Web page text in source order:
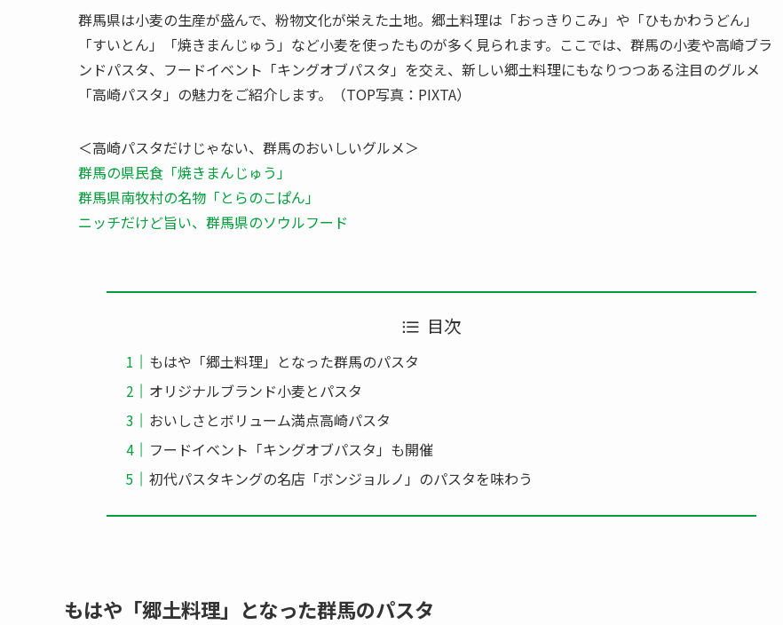
群馬県は小麦の生産が盛んで、粉物文化が栄えた土地。郷土料理は「おっきりこみ」や「ひもかわうどん」
「すいとん」「焼きまんじゅう」など小麦を使ったものが多く見られます。ここでは、群馬の小麦や高崎ブラ
ンドパスタ、フードイベント「キングオブパスタ」を交え、新しい郷土料理にもなりつつある注目のグルメ
「高崎パスタ」の魅力をご紹介します。（TOP写真：PIXTA）
＜高崎パスタだけじゃない、群馬のおいしいグルメ＞
群馬の県民食「焼きまんじゅう」
群馬県南牧村の名物「とらのこぱん」
ニッチだけど旨い、群馬県のソウルフード
目次
もはや「郷土料理」となった群馬のパスタ
オリジナルブランド小麦とパスタ
おいしさとボリューム満点高崎パスタ
フードイベント「キングオブパスタ」も開催
初代パスタキングの名店「ボンジョルノ」のパスタを味わう
もはや「郷土料理」となった群馬のパスタ